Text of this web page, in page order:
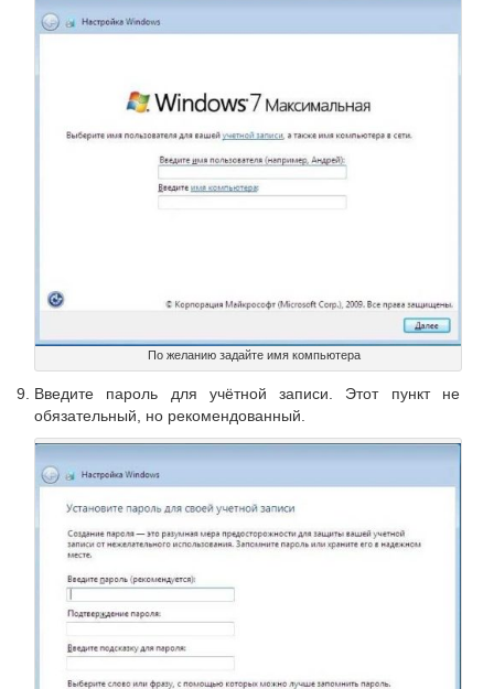
По желанию задайте имя компьютера
Введите пароль для учётной записи. Этот пункт не
обязательный, но рекомендованный.